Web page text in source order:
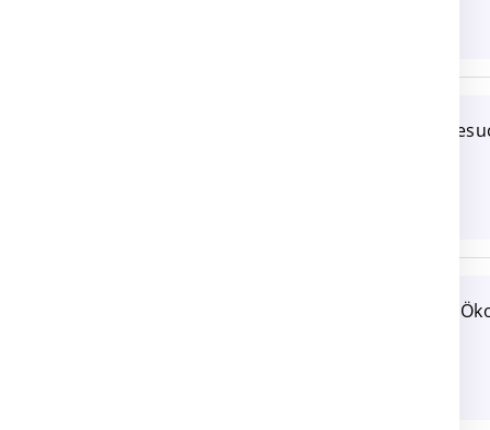
Grassilage oder Heu
Suche: Heu, Emd oder